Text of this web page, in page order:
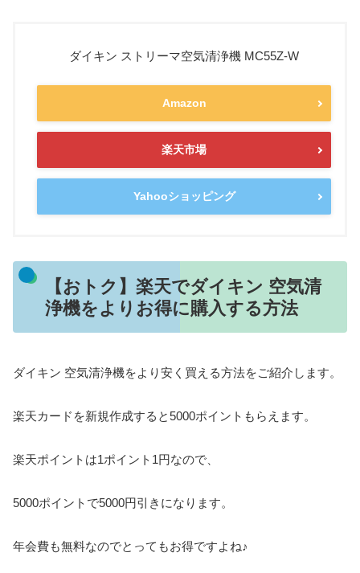
ダイキン ストリーマ空気清浄機 MC55Z-W
Amazon
楽天市場
Yahooショッピング
【おトク】楽天でダイキン 空気清
浄機をよりお得に購入する方法
ダイキン 空気清浄機をより安く買える方法をご紹介します。
楽天カードを新規作成すると5000ポイントもらえます。
楽天ポイントは1ポイント1円なので、
5000ポイントで5000円引きになります。
年会費も無料なのでとってもお得ですよね♪